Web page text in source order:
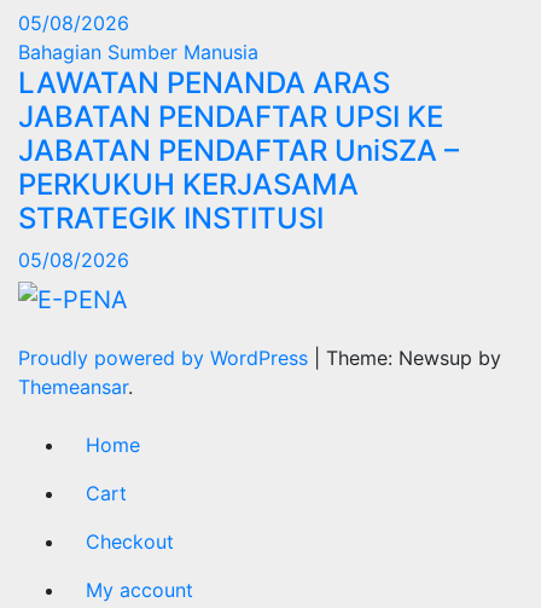
05/08/2026
Bahagian Sumber Manusia
LAWATAN PENANDA ARAS
JABATAN PENDAFTAR UPSI KE
JABATAN PENDAFTAR UniSZA –
PERKUKUH KERJASAMA
STRATEGIK INSTITUSI
05/08/2026
Proudly powered by WordPress
Theme: Newsup by
Themeansar.
Home
Cart
Checkout
My account